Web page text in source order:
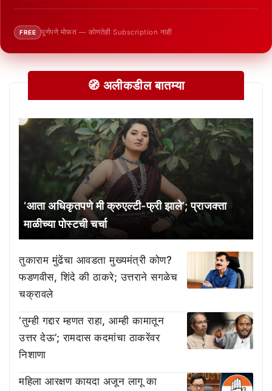
FREE पूर्णपणे मोफत — कोणतेही Subscription नाही
🧭 अलीकडील बातम्या
‘आता अधिकृतपणे मी क्रुएल्टी-फ्री झाले’; प्राजक्ता
माळीच्या पोस्टची चर्चा
तुकाराम मुंढेंचा आवडता मुख्यमंत्री कोण?
फडणवीस, शिंदे की ठाकरे; उत्तराने सगळेच
चक्रावले
‘तुम्ही गद्दार म्हणत राहा, आम्ही कामातून
उत्तर देऊ’; रामदास कदमांचा ठाकरेंवर
निशाणा
महिला आरक्षण कायदा अजून लागू का